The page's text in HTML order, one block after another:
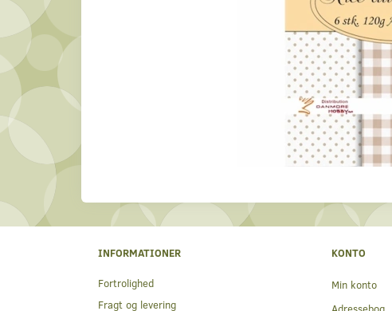
INFORMATIONER
Fortrolighed
Fragt og levering
KONTO
Min konto
Adressebog